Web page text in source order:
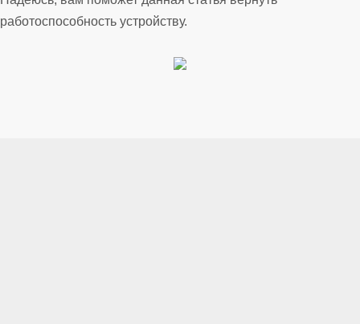
работоспособность устройству.